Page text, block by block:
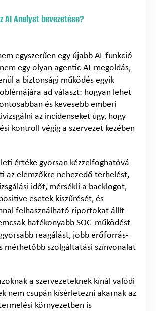
AI Analyst bevezetése?
egyszerűen egy újabb AI-funkció
egy olyan agentic AI-megoldás,
a biztonsági működés egyik
ad választ: hogyan lehet
és kevesebb emberi
az incidenseket úgy, hogy
kontroll végig a szervezet kezében
értéke gyorsan kézzelfoghatóvá
az elemzőkre nehezedő terhelést,
időt, mérsékli a backlogot,
esetek kiszűrését, és
felhasználható riportokat állít
hatékonyabb SOC-működést
reagálást, jobb erőforrás-
mérhetőbb szolgáltatási színvonalat
a szervezeteknek kínál valódi
nem csupán kísérletezni akarnak az
környezetben is